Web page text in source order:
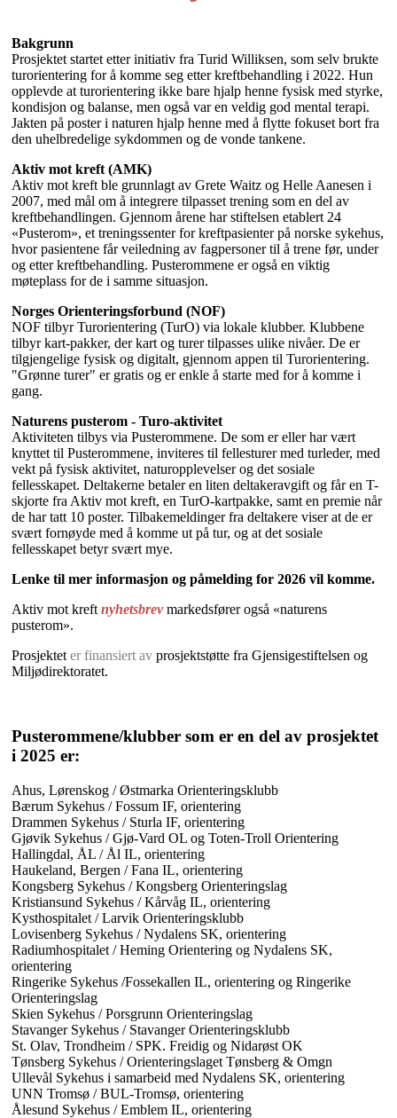
Bakgrunn
Prosjektet startet etter initiativ fra Turid Williksen, som selv brukte
turorientering for å komme seg etter kreftbehandling i 2022. Hun
opplevde at turorientering ikke bare hjalp henne fysisk med styrke,
kondisjon og balanse, men også var en veldig god mental terapi.
Jakten på poster i naturen hjalp henne med å flytte fokuset bort fra
den uhelbredelige sykdommen og de vonde tankene.
Aktiv mot kreft (AMK)
Aktiv mot kreft ble grunnlagt av Grete Waitz og Helle Aanesen i
2007, med mål om å integrere tilpasset trening som en del av
kreftbehandlingen. Gjennom årene har stiftelsen etablert 24
«Pusterom», et treningssenter for kreftpasienter på norske sykehus,
hvor pasientene får veiledning av fagpersoner til å trene før, under
og etter kreftbehandling. Pusterommene er også en viktig
møteplass for de i samme situasjon.
Norges Orienteringsforbund (NOF)
NOF tilbyr Turorientering (TurO) via lokale klubber. Klubbene
tilbyr kart-pakker, der kart og turer tilpasses ulike nivåer. De er
tilgjengelige fysisk og digitalt, gjennom appen til Turorientering.
"Grønne turer" er gratis og er enkle å starte med for å komme i
gang.
Naturens pusterom - Turo-aktivitet
Aktiviteten tilbys via Pusterommene. De som er eller har vært
knyttet til Pusterommene, inviteres til fellesturer med turleder, med
vekt på fysisk aktivitet, naturopplevelser og det sosiale
fellesskapet. Deltakerne betaler en liten deltakeravgift og får en T-
skjorte fra Aktiv mot kreft, en TurO-kartpakke, samt en premie når
de har tatt 10 poster. Tilbakemeldinger fra deltakere viser at de er
svært fornøyde med å komme ut på tur, og at det sosiale
fellesskapet betyr svært mye.
Lenke til mer informasjon og påmelding for 2026 vil komme.
Aktiv mot kreft nyhetsbrevmarkedsfører også «naturens
pusterom».
Prosjektet er finansiert av prosjektstøtte fra Gjensigestiftelsen og
Miljødirektoratet.
Pusterommene/klubber som er en del av prosjektet
i 2025 er:
Ahus, Lørenskog / Østmarka Orienteringsklubb
Bærum Sykehus / Fossum IF, orientering
Drammen Sykehus / Sturla IF, orientering
Gjøvik Sykehus / Gjø-Vard OL og Toten-Troll Orientering
Hallingdal, ÅL / Ål IL, orientering
Haukeland, Bergen / Fana IL, orientering
Kongsberg Sykehus / Kongsberg Orienteringslag
Kristiansund Sykehus / Kårvåg IL, orientering
Kysthospitalet / Larvik Orienteringsklubb
Lovisenberg Sykehus / Nydalens SK, orientering
Radiumhospitalet / Heming Orientering og Nydalens SK,
orientering
Ringerike Sykehus /Fossekallen IL, orientering og Ringerike
Orienteringslag
Skien Sykehus / Porsgrunn Orienteringslag
Stavanger Sykehus / Stavanger Orienteringsklubb
St. Olav, Trondheim / SPK. Freidig og Nidarøst OK
Tønsberg Sykehus / Orienteringslaget Tønsberg & Omgn
Ullevål Sykehus i samarbeid med Nydalens SK, orientering
UNN Tromsø / BUL-Tromsø, orientering
Ålesund Sykehus / Emblem IL, orientering